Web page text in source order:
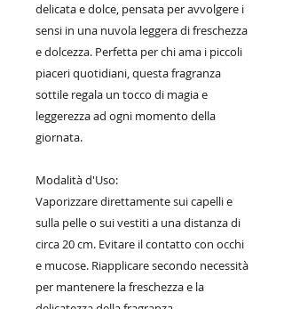
delicata e dolce, pensata per avvolgere i
sensi in una nuvola leggera di freschezza
e dolcezza. Perfetta per chi ama i piccoli
piaceri quotidiani, questa fragranza
sottile regala un tocco di magia e
leggerezza ad ogni momento della
giornata.
Modalità d'Uso:
Vaporizzare direttamente sui capelli e
sulla pelle o sui vestiti a una distanza di
circa 20 cm. Evitare il contatto con occhi
e mucose. Riapplicare secondo necessità
per mantenere la freschezza e la